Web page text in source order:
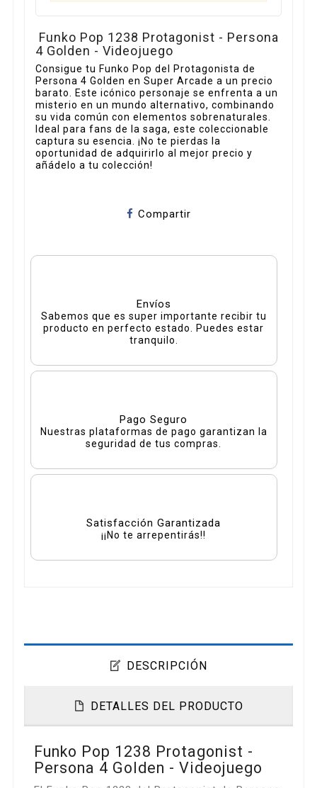
Funko Pop 1238 Protagonist - Persona
4 Golden - Videojuego
Consigue tu Funko Pop del Protagonista de
Persona 4 Golden en Super Arcade a un precio
barato. Este icónico personaje se enfrenta a un
misterio en un mundo alternativo, combinando
su vida común con elementos sobrenaturales.
Ideal para fans de la saga, este coleccionable
captura su esencia. ¡No te pierdas la
oportunidad de adquirirlo al mejor precio y
añádelo a tu colección!
Compartir
Envíos
Sabemos que es super importante recibir tu
producto en perfecto estado. Puedes estar
tranquilo.
Pago Seguro
Nuestras plataformas de pago garantizan la
seguridad de tus compras.
Satisfacción Garantizada
¡¡No te arrepentirás!!
DESCRIPCIÓN
DETALLES DEL PRODUCTO
Funko Pop 1238 Protagonist -
Persona 4 Golden - Videojuego